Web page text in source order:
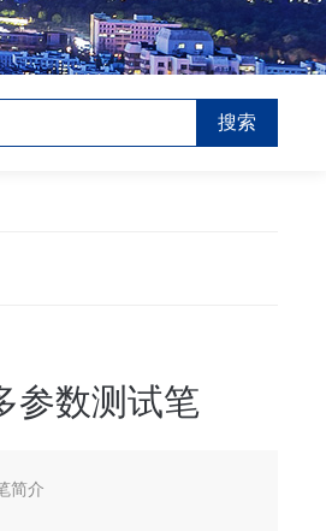
参数测试笔
简介